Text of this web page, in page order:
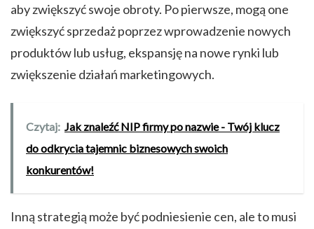
aby zwiększyć swoje obroty. Po pierwsze, mogą one
zwiększyć sprzedaż poprzez wprowadzenie nowych
produktów lub usług, ekspansję na nowe rynki lub
zwiększenie działań marketingowych.
Czytaj: Jak znaleźć NIP firmy po nazwie - Twój klucz
do odkrycia tajemnic biznesowych swoich
konkurentów!
Inną strategią może być podniesienie cen, ale to musi